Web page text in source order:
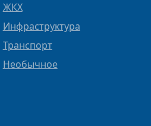
ЖКХ
Инфраструктура
Транспорт
Необычное